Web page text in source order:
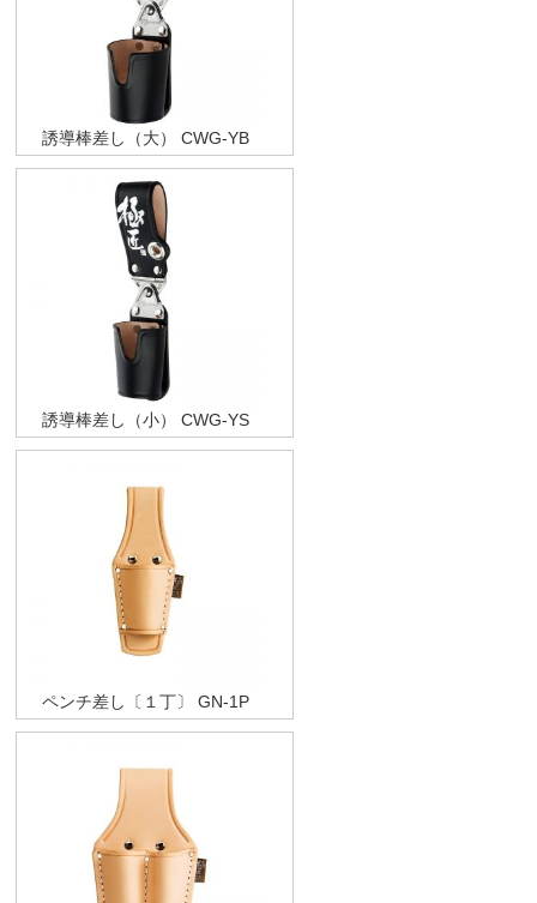
誘導棒差し（大） CWG-YB
誘導棒差し（小） CWG-YS
ペンチ差し〔１丁〕 GN-1P